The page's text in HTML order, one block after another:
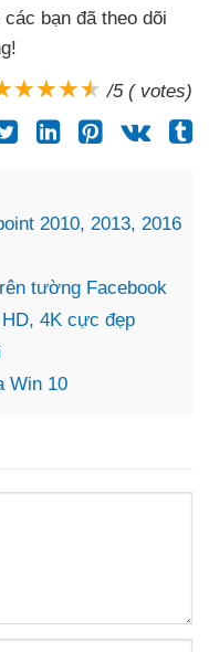
các bạn đã theo dõi
/5 ( votes)
2010, 2013, 2016
tường Facebook
4K cực đẹp
Win 10